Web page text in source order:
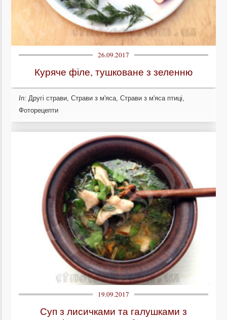
26.09.2017
Куряче філе, тушковане з зеленню
In: Другі страви ,Страви з м'яса ,Страви з м'яса птиці
Фоторецепти
19.09.2017
Суп з лисичками та галушками з